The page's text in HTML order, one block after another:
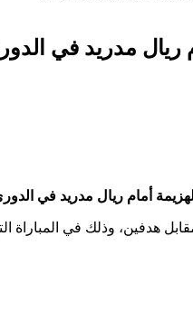
مدريد في
أمام ريال مدريد في
هدفين، وذلك في